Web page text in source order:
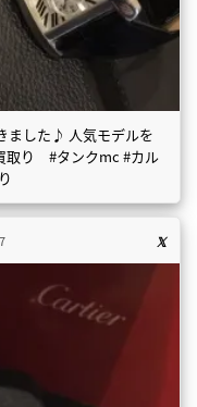
ました♪ 人気モデルを
取り #タンクmc #カル